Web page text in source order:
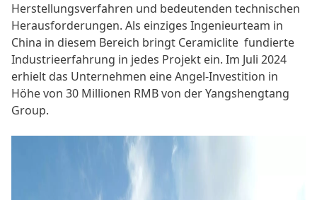
Herstellungsverfahren und bedeutenden technischen
Herausforderungen. Als einziges Ingenieurteam in
China in diesem Bereich bringt Ceramiclite fundierte
Industrieerfahrung in jedes Projekt ein. Im Juli 2024
erhielt das Unternehmen eine Angel-Investition in
Höhe von 30 Millionen RMB von der Yangshengtang
Group.